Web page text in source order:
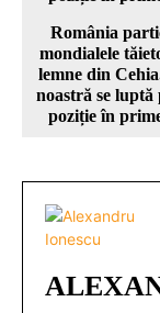
România
mondialele
lemne din
noastră se luptă
poziție în